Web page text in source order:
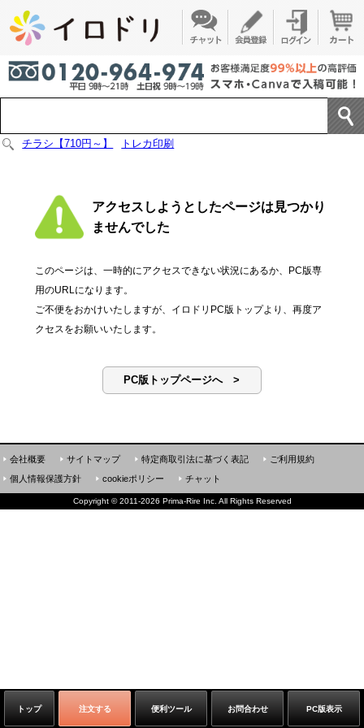
チラシ【710円～】 トレカ印刷
アクセスしようとしたページは見つかり
ませんでした
このページは、一時的にアクセスできない状況にあるか、PC版専
用のURLになります。
ご不便をおかけいたしますが、イロドリPC版トップより、再度ア
クセスをお願いいたします。
PC版トップページへ >
トップ 注文する 便利ツール お問合わせ PC版表示
会社概要 サイトマップ 特定商取引法に基づく表記
ご利用規約
個人情報保護方針
cookieポリシー チャット
Copyright ©2011-2026 Prima-Rire Inc. All Rights Reserved